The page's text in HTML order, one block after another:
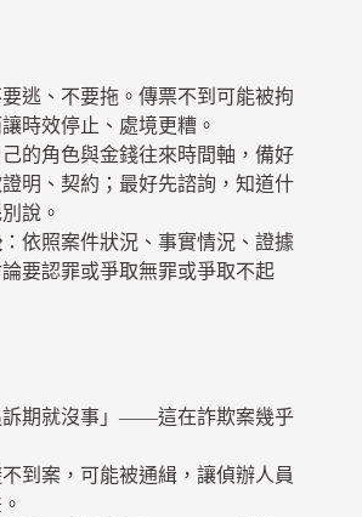
要逃、不要拖。傳票不到可能被拘
時效停止、處境更糟。
己的角色與金錢往來時間軸，備好
明、契約；最好先諮詢，知道什
說。
：依照案件狀況、事實情況、證據
要認罪或爭取無罪或爭取不起
訴期就沒事」——這在詐欺案幾乎
到案，可能被通緝，讓偵辦人員